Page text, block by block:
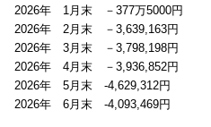
2026年 1月末 －377万5000円
2026年 2月末 －3,639,163円
2026年 3月末 －3,798,198円
2026年 4月末 －3,936,852円
2026年 5月末 -4,629,312円
2026年 6月末 -4,093,469円